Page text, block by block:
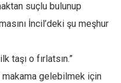
suçlu bulunup
İncil’deki şu meşhur
taşı o fırlatsın.”
makama gelebilmek için